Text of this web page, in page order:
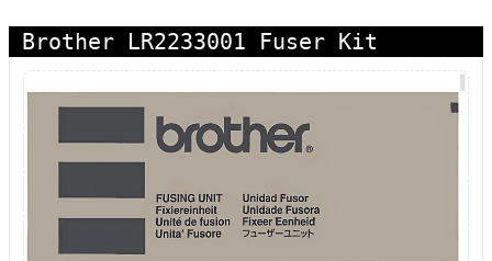
Brother LR2233001 Fuser Kit